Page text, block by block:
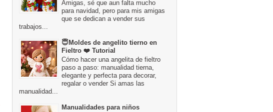
Amigas, sé que aun falta mucho
para navidad, pero para mis amigas
que se dedican a vender sus
trabajos...
😇Moldes de angelito tierno en
Fieltro ❤️ Tutorial
Cómo hacer una angelita de fieltro
paso a paso: manualidad tierna,
elegante y perfecta para decorar,
regalar o vender Si amas las
manualidad...
Manualidades para niños